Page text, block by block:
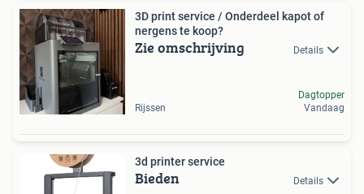
3D print service / Onderdeel kapot of
nergens te koop?
Zie omschrijving Details
Rijssen
Dagtopper
Vandaag
3d printer service
Bieden Details